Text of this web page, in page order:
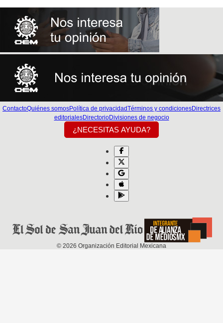
ContactoQuiénes somosPolítica de privacidadTérminos y condicionesDirectrices
editorialesDirectorioDivisiones de negocio
¿NECESITAS AYUDA?
© 2026 Organización Editorial Mexicana